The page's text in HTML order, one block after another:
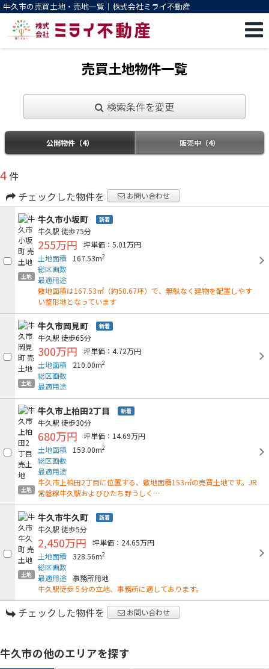
牛久市の売買土地・売地一覧｜株式会社ミライ不動産
売買土地物件一覧
検索条件を変更
公開物件（4） 販売中（4）
4件
チェックした物件を
お問い合わせ
土地
牛久市小坂町 新着
牛久駅 徒歩75分
255万円
坪単価：5.01万円
土地面積
167.53m2
総区画数
最適用途
敷地面積は167.53㎡（約50.67坪）で、無駄なく建物を配置しやす
い整形地となっています
土地
牛久市岡見町 新着
牛久駅 徒歩65分
300万円
坪単価：4.72万円
土地面積
210.00m2
総区画数
最適用途
土地
牛久市上柏田2丁目 新着
牛久駅 徒歩30分
680万円
坪単価：14.69万円
土地面積
153.00m2
総区画数
最適用途
牛久市上柏田2丁目に位置する、敷地面積153㎡の売買土地です。JR
常磐線牛久駅およびひたち野うしく…
土地
牛久市牛久町 新着
牛久駅 徒歩5分
2,450万円
坪単価：24.65万円
土地面積
328.56m2
総区画数
最適用途 事務所用地
牛久駅徒歩５分の立地、事務所に適しております。
チェックした物件を お問い合わせ
牛久市の他のエリアを探す